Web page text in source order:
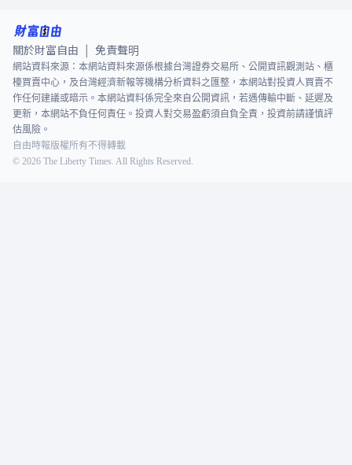
關於財富自由 免責聲明
網站資料來源：本網站資料來源係根據台灣證券交易所、公開資訊觀測站、櫃
檯買賣中心，及台灣經濟新報等機構分析資料之匯整，本網站對投資人買賣不
作任何建議或暗示。本網站資料係完全來自公開資訊，若遇傳輸中斷、延遲及
更新，本網站不負任何責任。投資人對交易盈虧須自負全責，投資前請謹慎評
估風險。
自由時報版權所有不得轉載
© 2026 The Liberty Times. All Rights Reserved.